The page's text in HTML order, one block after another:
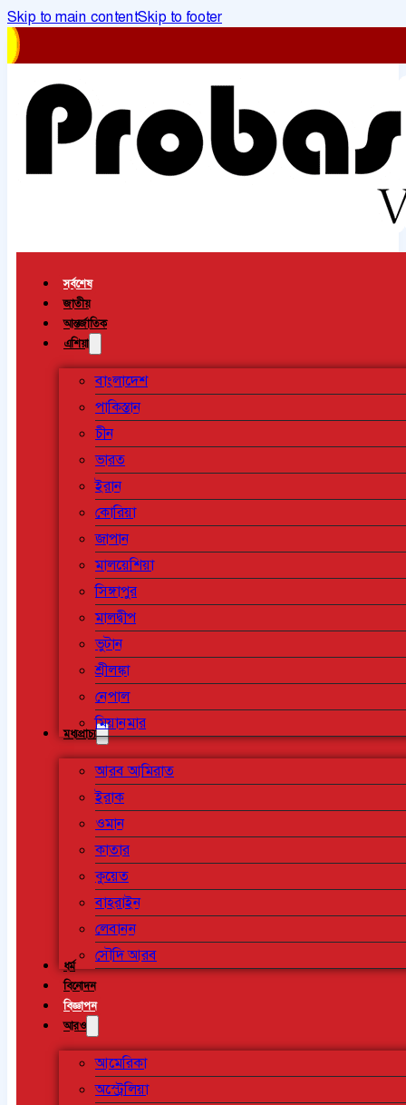
Skip to main contentSkip to footer
সর্বশেষ
জাতীয়
আন্তর্জাতিক
এশিয়া
বাংলাদেশ
পাকিস্তান
চীন
ভারত
ইরান
কোরিয়া
জাপান
মালয়েশিয়া
সিঙ্গাপুর
মালদ্বীপ
ভুটান
শ্রীলঙ্কা
নেপাল
মিয়ানমার
মধ্যপ্রাচ্য
আরব আমিরাত
ইরাক
ওমান
কাতার
কুয়েত
বাহরাইন
লেবানন
সৌদি আরব
ধর্ম
বিনোদন
বিজ্ঞাপন
আরও
আমেরিকা
অস্ট্রেলিয়া